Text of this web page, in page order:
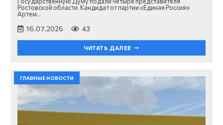
Ростовской области. Кандидат от партии «Единая Россия»
Артем…
16.07.2026 43
ЧИТАТЬ ДАЛЕЕ
ГЛАВНЫЕ НОВОСТИ